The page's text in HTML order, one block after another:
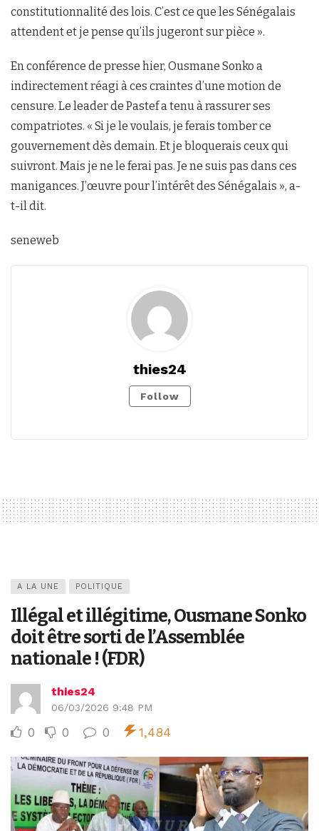
constitutionnalité des lois. C’est ce que les Sénégalais
attendent et je pense qu’ils jugeront sur pièce ».
En conférence de presse hier, Ousmane Sonko a
indirectement réagi à ces craintes d’une motion de
censure. Le leader de Pastef a tenu à rassurer ses
compatriotes. « Si je le voulais, je ferais tomber ce
gouvernement dès demain. Et je bloquerais ceux qui
suivront. Mais je ne le ferai pas. Je ne suis pas dans ces
manigances. J’œuvre pour l’intérêt des Sénégalais », a-
t-il dit.
seneweb
thies24
Follow
A LA UNE POLITIQUE
Illégal et illégitime, Ousmane Sonko
doit être sorti de l’Assemblée
nationale ! (FDR)
thies24
06/03/2026 9:48 PM
0 0 0 1,484